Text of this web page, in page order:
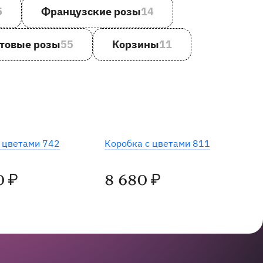
Французские розы14
розы55 Корзины11
цветами 742
₽
Коробка с цветами 811
8 680 ₽